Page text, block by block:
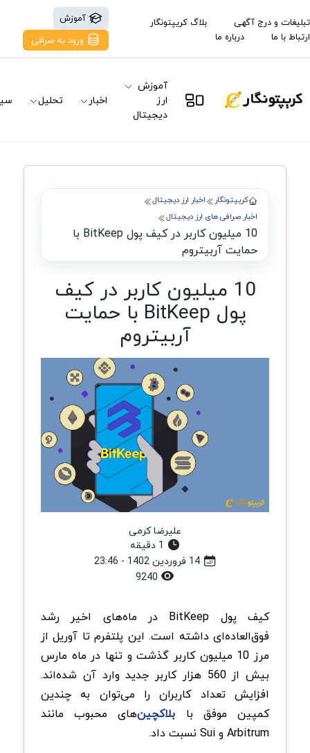
تبلیغات و درج آگهی
بلاگ کریپتونگار
ارتباط با ما
درباره ما
آموزش
ورود به صرافی
آموزش
ارز
دیجیتال
اخبار تحلیل
کریپتونگار
اخبار ارز دیجیتال
اخبار صرافی های ارز دیجیتال
10 میلیون کاربر در کیف پول BitKeep با
حمایت آربیتروم
10 میلیون کاربر در کیف
پول BitKeep با حمایت
آربیتروم
علیرضا کرمی
14 فروردین 1402 - 23:46
کیف پول BitKeep در ماه‌های اخیر رشد
فوق‌العاده‌ای داشته است. این پلتفرم تا آوریل از
مرز 10 میلیون کاربر گذشت و تنها در ماه مارس
بیش از 560 هزار کاربر جدید وارد آن شده‌اند.
افزایش تعداد کاربران را می‌توان به چندین
کمپین موفق با بلاکچین‌های محبوب مانند
Arbitrum و Sui نسبت داد.